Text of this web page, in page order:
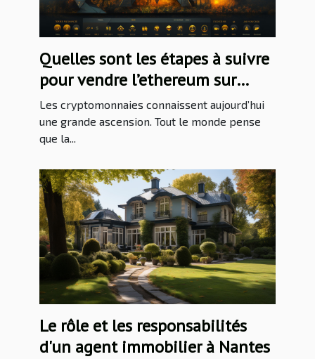
Quelles sont les étapes à suivre
pour vendre l’ethereum sur
Binance ?
Les cryptomonnaies connaissent aujourd’hui
une grande ascension. Tout le monde pense
que la...
Le rôle et les responsabilités
d'un agent immobilier à Nantes